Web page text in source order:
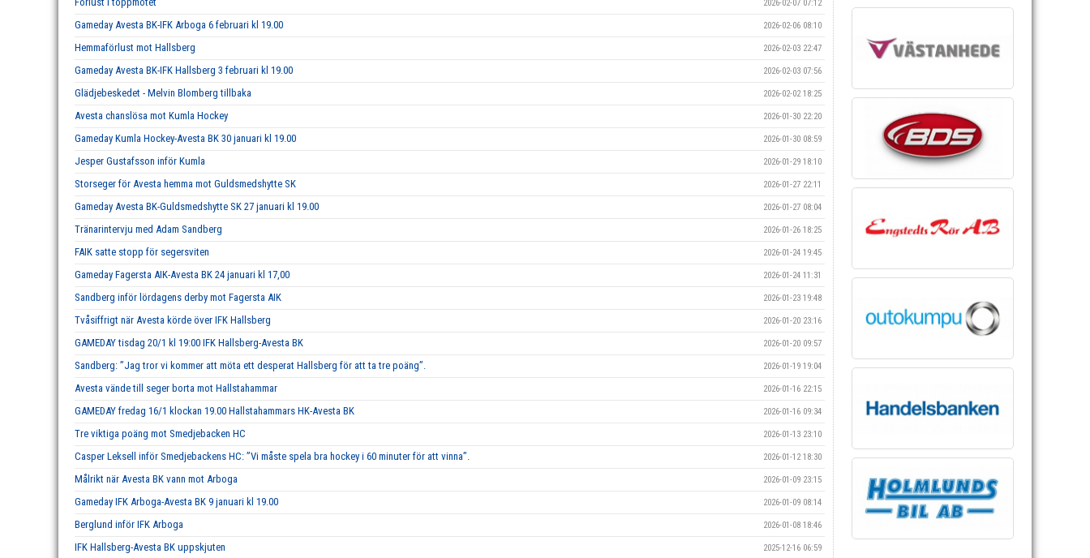
2026-02-07 07:12
Gameday Avesta BK-IFK Arboga 6 februari kl 19.00 2026-02-06 08:10
Hemmaförlust mot Hallsberg 2026-02-03 22:47
Gameday Avesta BK-IFK Hallsberg 3 februari kl 19.00 2026-02-03 07:56
Glädjebeskedet - Melvin Blomberg tillbaka 2026-02-02 18:25
Avesta chanslösa mot Kumla Hockey 2026-01-30 22:20
Gameday Kumla Hockey-Avesta BK 30 januari kl 19.00 2026-01-30 08:59
Jesper Gustafsson inför Kumla 2026-01-29 18:10
Storseger för Avesta hemma mot Guldsmedshytte SK 2026-01-27 22:11
Gameday Avesta BK-Guldsmedshytte SK 27 januari kl 19.00 2026-01-27 08:04
Tränarintervju med Adam Sandberg 2026-01-26 18:25
FAIK satte stopp för segersviten 2026-01-24 19:45
Gameday Fagersta AIK-Avesta BK 24 januari kl 17,00 2026-01-24 11:31
Sandberg inför lördagens derby mot Fagersta AIK 2026-01-23 19:48
Tvåsiffrigt när Avesta körde över IFK Hallsberg 2026-01-20 23:16
GAMEDAY tisdag 20/1 kl 19:00 IFK Hallsberg-Avesta BK 2026-01-20 09:57
Sandberg: ”Jag tror vi kommer att möta ett desperat Hallsberg för att ta tre poäng”. 2026-01-19 19:04
Avesta vände till seger borta mot Hallstahammar 2026-01-16 22:15
GAMEDAY fredag 16/1 klockan 19.00 Hallstahammars HK-Avesta BK 2026-01-16 09:34
Tre viktiga poäng mot Smedjebacken HC 2026-01-13 23:10
Casper Leksell inför Smedjebackens HC: ”Vi måste spela bra hockey i 60 minuter för att vinna”. 2026-01-12 18:30
Målrikt när Avesta BK vann mot Arboga 2026-01-09 23:15
Gameday IFK Arboga-Avesta BK 9 januari kl 19.00 2026-01-09 08:14
Berglund inför IFK Arboga 2026-01-08 18:46
IFK Hallsberg-Avesta BK uppskjuten 2025-12-16 06:59